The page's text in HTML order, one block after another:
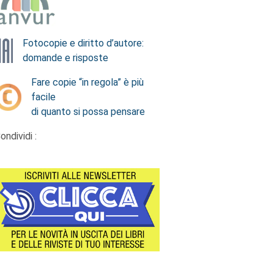
Fotocopie e diritto d’autore:
domande e risposte
Fare copie “in regola” è più
facile
di quanto si possa pensare
: